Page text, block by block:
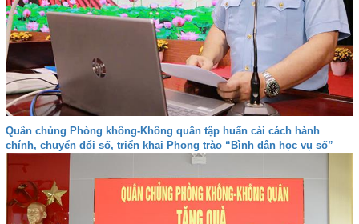
Quân chủng Phòng không-Không quân tập huấn cải cách hành
chính, chuyển đổi số, triển khai Phong trào “Bình dân học vụ số”